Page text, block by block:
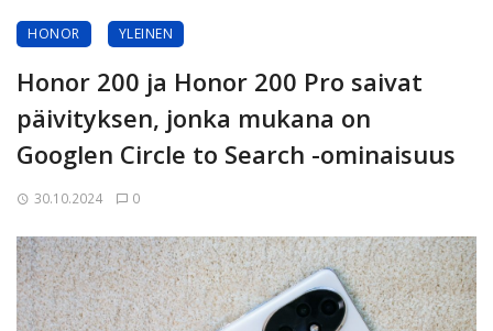
HONOR YLEINEN
Honor 200 ja Honor 200 Pro saivat
päivityksen, jonka mukana on
Googlen Circle to Search -ominaisuus
30.10.2024 0